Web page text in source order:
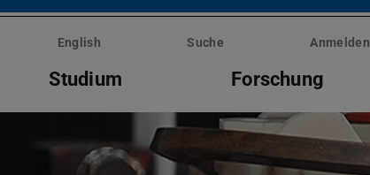
English Suche Anmelden
Studium Forschung